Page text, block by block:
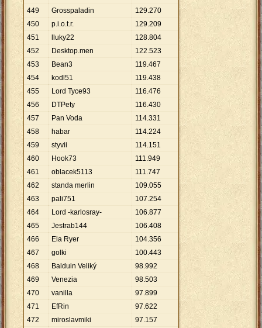
449
Grosspaladin 129.270
450
p.i.o.t.r. 129.209
451
lluky22 128.804
452
Desktop.men 122.523
453
Bean3 119.467
454
kodl51 119.438
455
Lord Tyce93 116.476
456
DTPety 116.430
457
Pan Voda 114.331
458
habar 114.224
459
styvii 114.151
460
Hook73 111.949
461
oblacek5113 111.747
462
standa merlin 109.055
463
pali751 107.254
464
Lord -karlosray- 106.877
465
Jestrab144 106.408
466
Ela Ryer 104.356
467
golki 100.443
468
Balduin Veliký 98.992
469
Venezia 98.503
470
vanilla 97.899
471
EfRin 97.622
472
miroslavmiki 97.157